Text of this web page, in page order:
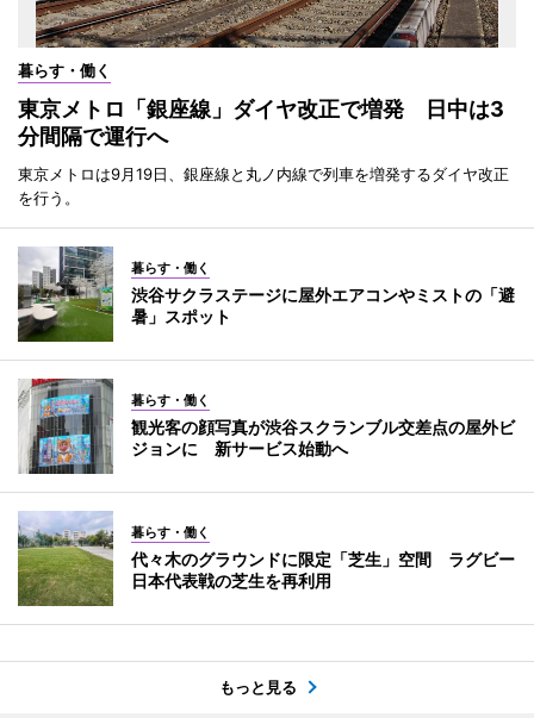
暮らす・働く
東京メトロ「銀座線」ダイヤ改正で増発 日中は3
分間隔で運行へ
東京メトロは9月19日、銀座線と丸ノ内線で列車を増発するダイヤ改正
を行う。
暮らす・働く
渋谷サクラステージに屋外エアコンやミストの「避
暑」スポット
暮らす・働く
観光客の顔写真が渋谷スクランブル交差点の屋外ビ
ジョンに 新サービス始動へ
暮らす・働く
代々木のグラウンドに限定「芝生」空間 ラグビー
日本代表戦の芝生を再利用
もっと見る